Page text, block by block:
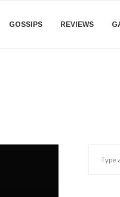
GOSSIPS REVIEWS